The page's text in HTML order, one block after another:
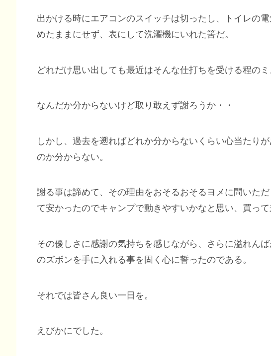
出かける時にエアコンのスイッチは切ったし、トイレの
めたままにせず、表にして洗濯機にいれた筈だ。
どれだけ思い出しても最近はそんな仕打ちを受ける程のミ
なんだか分からないけど取り敢えず謝ろうか・・
しかし、過去を遡ればどれか分からないくらい心当たり
のか分からない。
謝る事は諦めて、その理由をおそるおそるヨメに問いた
て安かったのでキャンプで動きやすいかなと思い、買って
その優しさに感謝の気持ちを感じながら、さらに溢れん
のズボンを手に入れる事を固く心に誓ったのである。
それでは皆さん良い一日を。
えびかにでした。